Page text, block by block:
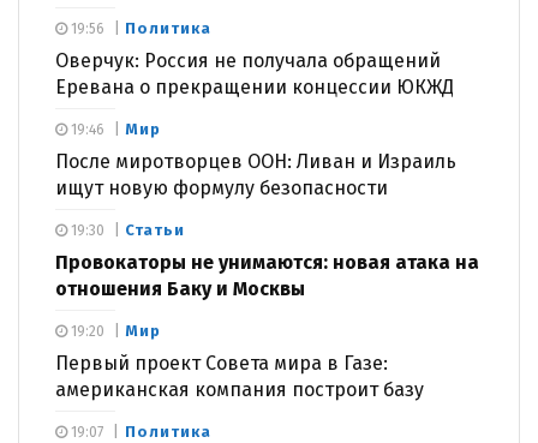
Политика
Оверчук: Россия не получала обращений
Еревана о прекращении концессии ЮКЖД
19:56
Мир
После миротворцев ООН: Ливан и Израиль
ищут новую формулу безопасности
19:46
Статьи
Провокаторы не унимаются: новая атака на
отношения Баку и Москвы
19:30
Мир
Первый проект Совета мира в Газе:
американская компания построит базу
19:20
Политика
19:07